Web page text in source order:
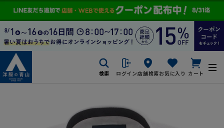
検索 ログイン店舗検索お気に入り カート